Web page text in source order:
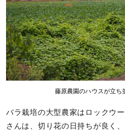
藤原農園のハウスが立ち
バラ栽培の大型農家はロックウ
さんは、切り花の日持ちが良く